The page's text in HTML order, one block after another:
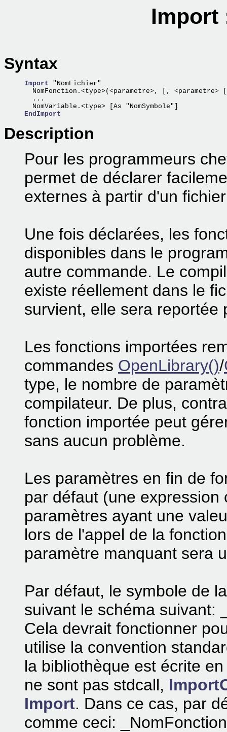
Import
Syntax
Import "NomFichier"
NomFonction.<type>(<parametre>, [, <parametre>
  ...
EndImport
Description
Pour les programmeurs
permet de déclarer
externes à partir d'un
Une fois déclarées, les
disponibles dans le
autre commande. Le
existe réellement dans le
survient, elle sera reportée
Les fonctions importées
commandes OpenLibrary()/
type, le nombre de
compilateur. De plus,
fonction importée peut
sans aucun problème.
Les paramètres en fin de
par défaut (une
paramètres ayant une
lors de l'appel de la
paramètre manquant sera
Par défaut, le symbole de
suivant le schéma suivant:
Cela devrait fonctionner
utilise la convention
la bibliothèque est écrite
ne sont pas stdcall,
Import. Dans ce cas, par
comme ceci: